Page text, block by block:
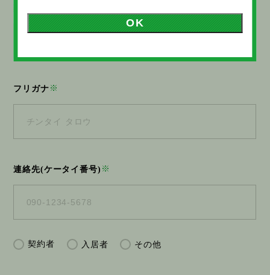
OK
フリガナ ※
連絡先(ケータイ番号) ※
契約者 入居者 その他